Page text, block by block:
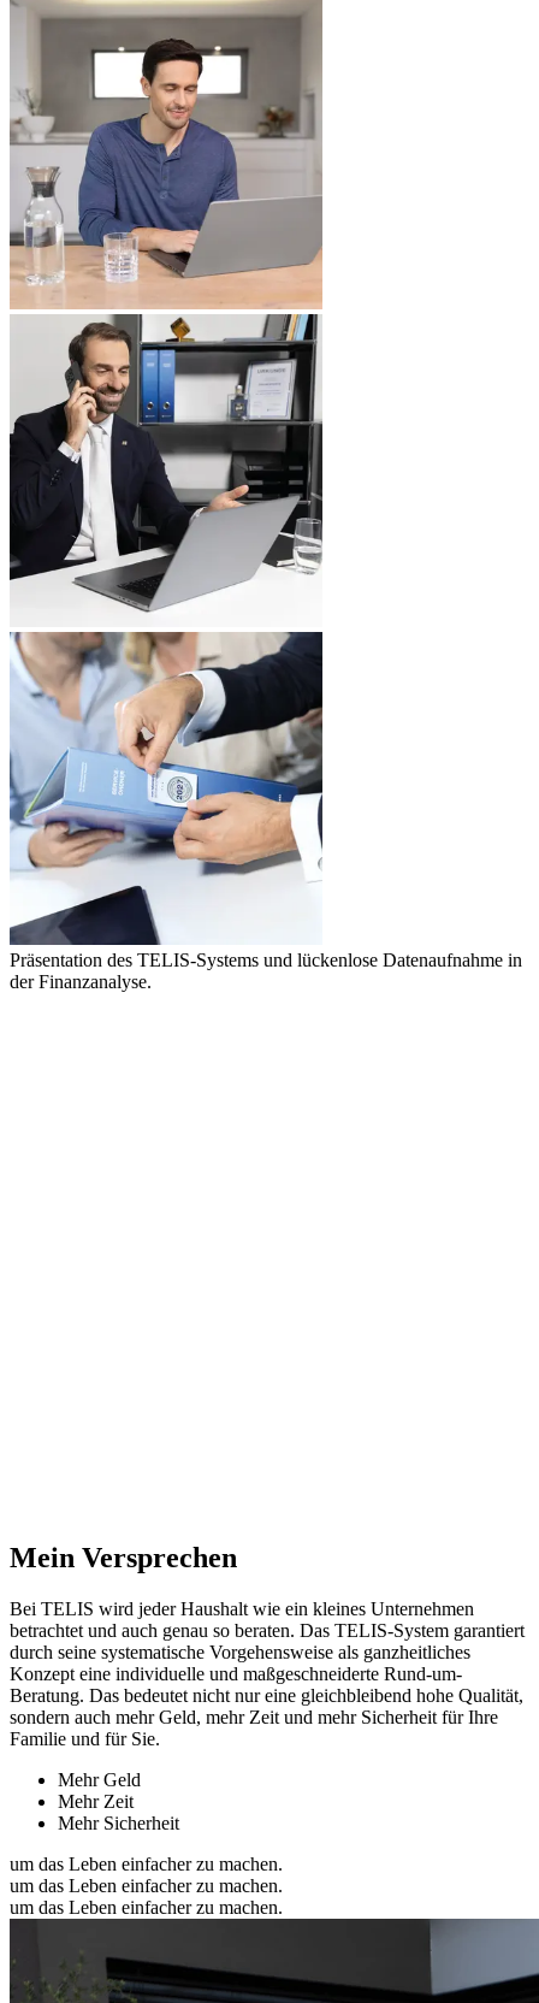
Präsentation des TELIS-Systems und lückenlose Datenaufnahme in
der Finanzanalyse.
Mein Versprechen
Bei TELIS wird jeder Haushalt wie ein kleines Unternehmen
betrachtet und auch genau so beraten. Das TELIS-System garantiert
durch seine systematische Vorgehensweise als ganzheitliches
Konzept eine individuelle und maßgeschneiderte Rund-um-
Beratung. Das bedeutet nicht nur eine gleichbleibend hohe Qualität,
sondern auch mehr Geld, mehr Zeit und mehr Sicherheit für Ihre
Familie und für Sie.
Mehr Geld
Mehr Zeit
Mehr Sicherheit
um das Leben einfacher zu machen.
um das Leben einfacher zu machen.
um das Leben einfacher zu machen.